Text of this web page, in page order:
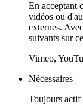
En acceptant
vidéos ou
externes.
suivants sur
Vimeo,
Nécessaires
Toujours actif